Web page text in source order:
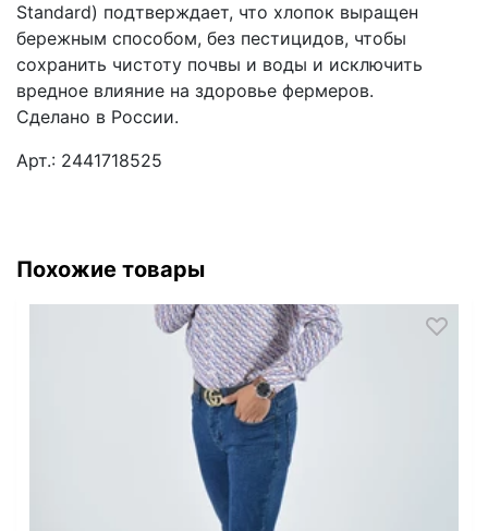
Standard) подтверждает, что хлопок выращен
бережным способом, без пестицидов, чтобы
сохранить чистоту почвы и воды и исключить
вредное влияние на здоровье фермеров.
Сделано в России.
Арт.: 2441718525
Похожие товары